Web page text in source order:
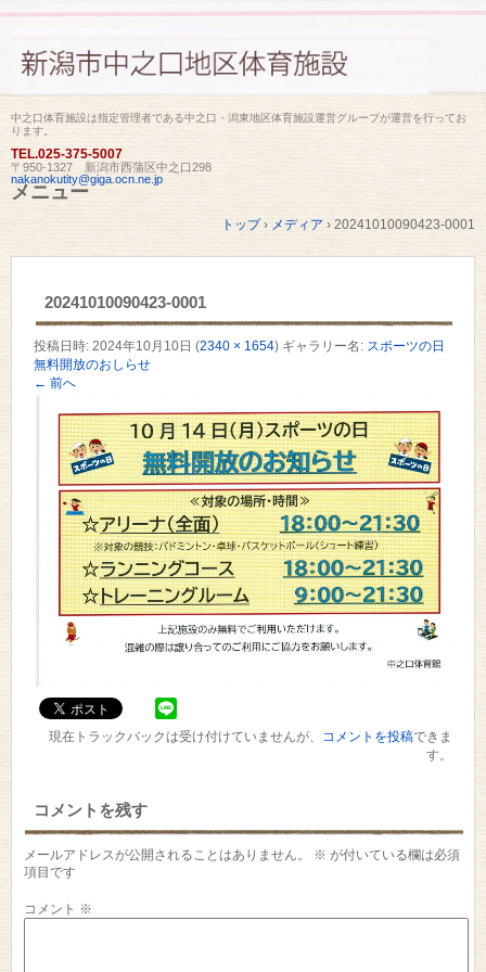
中之口体育施設は指定管理者である中之口・潟東地区体育施設運営グループが運営を行ってお
ります。
TEL.025-375-5007
〒950-1327 新潟市西蒲区中之口298
nakanokutity@giga.ocn.ne.jp
メニュー
トップ › メディア › 20241010090423-0001
20241010090423-0001
投稿日時: 2024年10月10日 (2340 × 1654) ギャラリー名: スポーツの日
無料開放のおしらせ
← 前へ
現在トラックバックは受け付けていませんが、 コメントを投稿できま
す。
コメントを残す
メールアドレスが公開されることはありません。 ※ が付いている欄は必須
項目です
コメント ※